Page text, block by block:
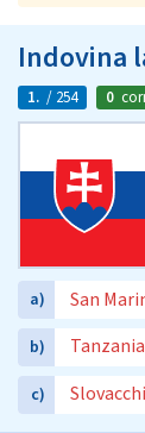
Indovina
1. / 254 0
a) San
b) Tanzania
c)